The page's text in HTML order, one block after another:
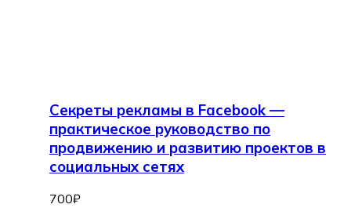
Секреты рекламы в Facebook —
практическое руководство по
продвижению и развитию проектов в
социальных сетях
700₽